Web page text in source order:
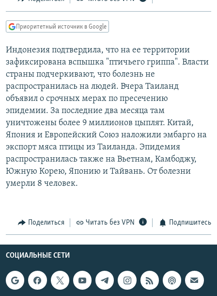
Вернутся
поиску
КАВКАЗ.РЕАЛИИ
СЕВЕР.РЕАЛИИ
СИБИРЬ.РЕАЛИИ
РАСПИСАНИЕ ВЕЩАНИЯ
ПОДПИШИТЕСЬ НА РАССЫЛКУ
СОЦИАЛЬНЫЕ СЕТИ
Приоритетный источник в Google
Индонезия подтвердила, что на ее территории
зафиксирована вспышка "птичьего гриппа". Власти
страны подчеркивают, что болезнь не
распространилась на людей. Вчера Таиланд
объявил о срочных мерах по пресечению
эпидемии. За последние два месяца там
уничтожены более 9 миллионов цыплят. Китай,
Япония и Европейский Союз наложили эмбарго на
экспорт мяса птицы из Таиланда. Эпидемия
распространилась также на Вьетнам, Камбоджу,
Южную Корею, Японию и Тайвань. От болезни
умерли 8 человек.
Поделиться Читать без VPN Подпишитесь
СОЦИАЛЬНЫЕ СЕТИ